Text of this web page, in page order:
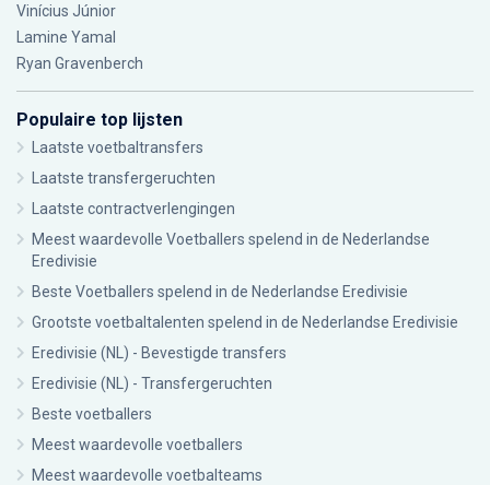
Vinícius Júnior
Lamine Yamal
Ryan Gravenberch
Populaire top lijsten
Laatste voetbaltransfers
Laatste transfergeruchten
Laatste contractverlengingen
Meest waardevolle Voetballers spelend in de Nederlandse
Eredivisie
Beste Voetballers spelend in de Nederlandse Eredivisie
Grootste voetbaltalenten spelend in de Nederlandse Eredivisie
Eredivisie (NL) - Bevestigde transfers
Eredivisie (NL) - Transfergeruchten
Beste voetballers
Meest waardevolle voetballers
Meest waardevolle voetbalteams